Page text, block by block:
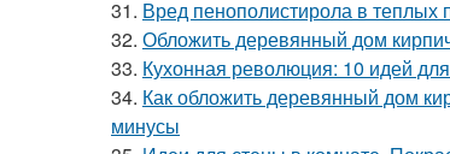
31. Вред пенополистирола в
32. Обложить деревянный дом
33. Кухонная революция: 10 идей
34. Как обложить деревянный дом
минусы